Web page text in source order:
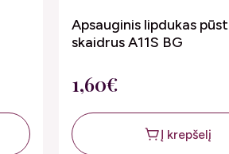
Apsauginis lipdukas
skaidrus A11S BG
1,60€
Į krepšelį